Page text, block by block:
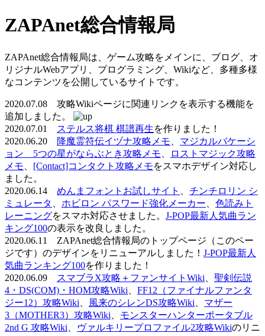
ZAPAnet総合情報局
ZAPAnet総合情報局は、ゲーム攻略をメインに、ブログ、オ
リジナルWebアプリ、プログラミング、Wikiなど、多種多様
なコンテンツを公開しているサイトです。
2020.07.08 攻略Wikiページに関連リンクを表示する機能を
追加しました。
2020.07.01
ステルス将棋 棋譜再生を作りました！
2020.06.20
降魔霊符伝イヅナ攻略メモ
マジカルバケーシ
ョン 5つの星がならぶとき攻略メモ
ロストマジック攻略
メモ
[Contact]コンタクト攻略メモをスマホデザイン対応し
ました。
2020.06.14 めんまフォントお試しサイト
チンチロリン シ
ミュレータ
ホビロン パスワード強化メーカー
色読みト
レーニングをスマホ対応させました。 J-POP最新人気曲ラン
キング100の表示を改良しました。
2020.06.11 ZAPAnet総合情報局のトップページ（このペー
ジです）のデザインをリニューアルしました！ J-POP最新人
気曲ランキング100を作りました！
2020.06.09
スマブラX攻略＋ファンサイトWiki
聖剣伝説
4・DS(COM)・HOM攻略Wiki
FF12（ファイナルファンタ
ジー12）攻略Wiki
風来のシレンDS攻略Wiki
マザー
3（MOTHER3）攻略Wiki
モンスターハンターポータブル
2nd G 攻略Wiki
ヴァルキリープロファイル2攻略Wikiのリニ